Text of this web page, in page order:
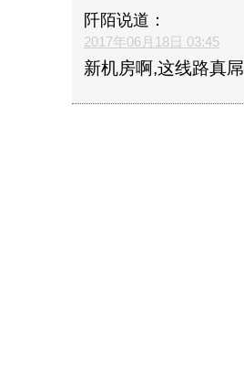
阡陌说道：
2017年06月18日 03:45
新机房啊,这线路真屌